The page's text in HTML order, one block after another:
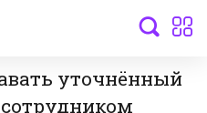
уточнённый